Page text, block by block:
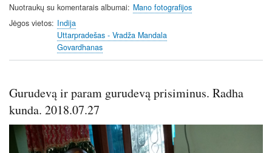
Nuotraukų su komentarais albumai
Mano fotografijos
Jėgos vietos Indija
Uttarpradešas - Vradža Mandala
Govardhanas
Gurudevą ir param gurudevą prisiminus. Radha
kunda. 2018.07.27
Image